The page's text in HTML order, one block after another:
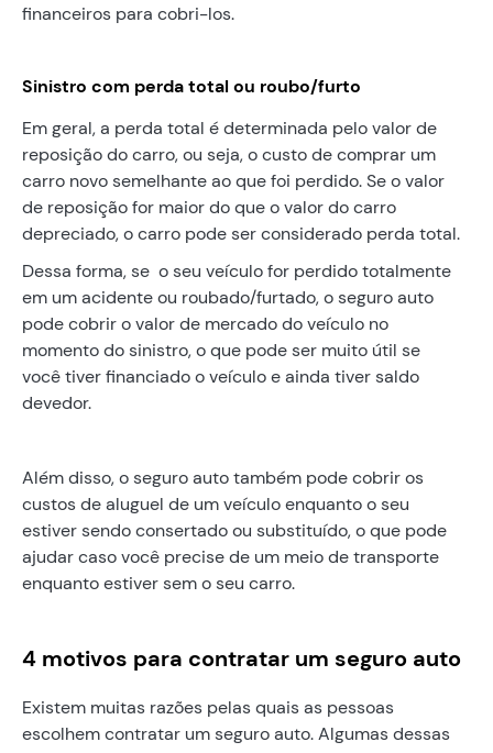
financeiros para cobri-los.
Sinistro com perda total ou roubo/furto
Em geral, a perda total é determinada pelo valor de
reposição do carro, ou seja, o custo de comprar um
carro novo semelhante ao que foi perdido. Se o valor
de reposição for maior do que o valor do carro
depreciado, o carro pode ser considerado perda total.
Dessa forma, se o seu veículo for perdido totalmente
em um acidente ou roubado/furtado, o seguro auto
pode cobrir o valor de mercado do veículo no
momento do sinistro, o que pode ser muito útil se
você tiver financiado o veículo e ainda tiver saldo
devedor.
Além disso, o seguro auto também pode cobrir os
custos de aluguel de um veículo enquanto o seu
estiver sendo consertado ou substituído, o que pode
ajudar caso você precise de um meio de transporte
enquanto estiver sem o seu carro.
4 motivos para contratar um seguro auto
Existem muitas razões pelas quais as pessoas
escolhem contratar um seguro auto. Algumas dessas